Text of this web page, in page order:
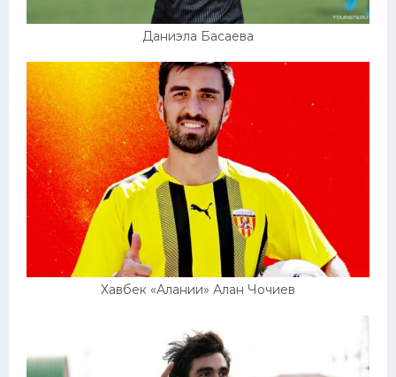
Даниэла Басаева
Хавбек «Алании» Алан Чочиев